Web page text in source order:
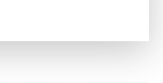
Bruxellois dans le
depuis le